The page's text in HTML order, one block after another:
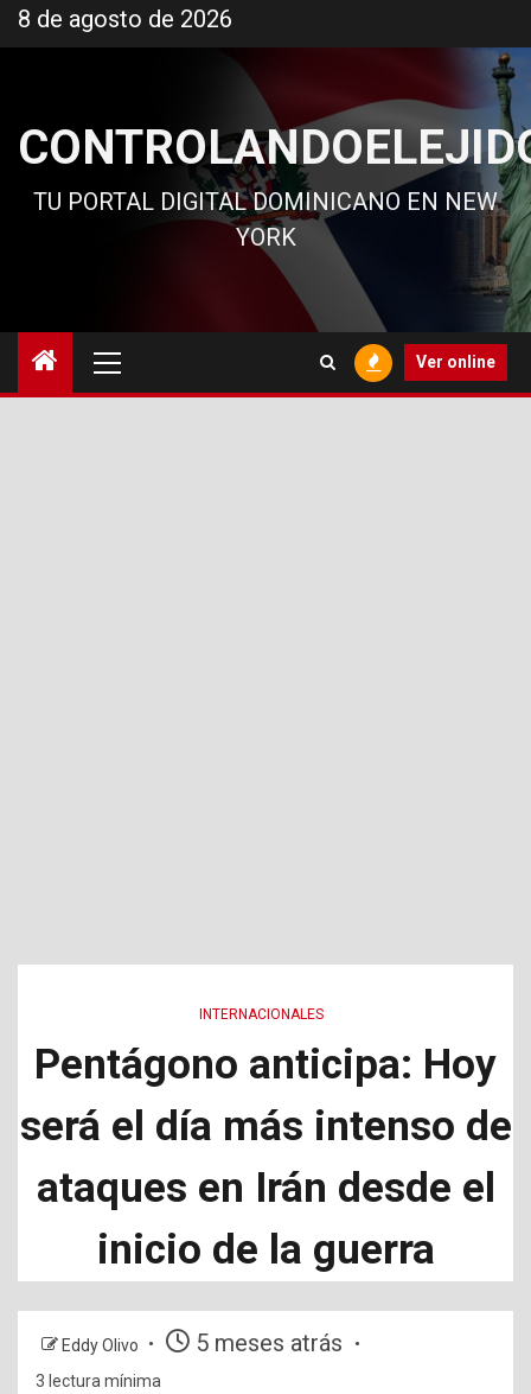
al
8 de agosto de 2026
TU PORTAL DIGITAL DOMINICANO EN NEW
YORK
principal
Ver online
INTERNACIONALES
Pentágono anticipa: Hoy
será el día más intenso de
ataques en Irán desde el
inicio de la guerra
Eddy Olivo 5 meses atrás
3 lectura mínima